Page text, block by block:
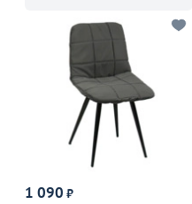
1 090 ₽